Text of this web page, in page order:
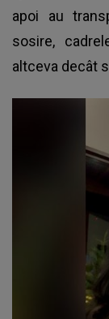
apoi au
sosire,
altceva decât